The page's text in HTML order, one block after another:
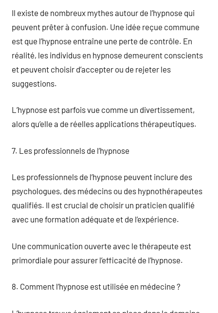
Il existe de nombreux mythes autour de l’hypnose qui
peuvent prêter à confusion. Une idée reçue commune
est que l’hypnose entraîne une perte de contrôle. En
réalité, les individus en hypnose demeurent conscients
et peuvent choisir d’accepter ou de rejeter les
suggestions.
L’hypnose est parfois vue comme un divertissement,
alors qu’elle a de réelles applications thérapeutiques.
7. Les professionnels de l’hypnose
Les professionnels de l’hypnose peuvent inclure des
psychologues, des médecins ou des hypnothérapeutes
qualifiés. Il est crucial de choisir un praticien qualifié
avec une formation adéquate et de l’expérience.
Une communication ouverte avec le thérapeute est
primordiale pour assurer l’efficacité de l’hypnose.
8. Comment l’hypnose est utilisée en médecine ?